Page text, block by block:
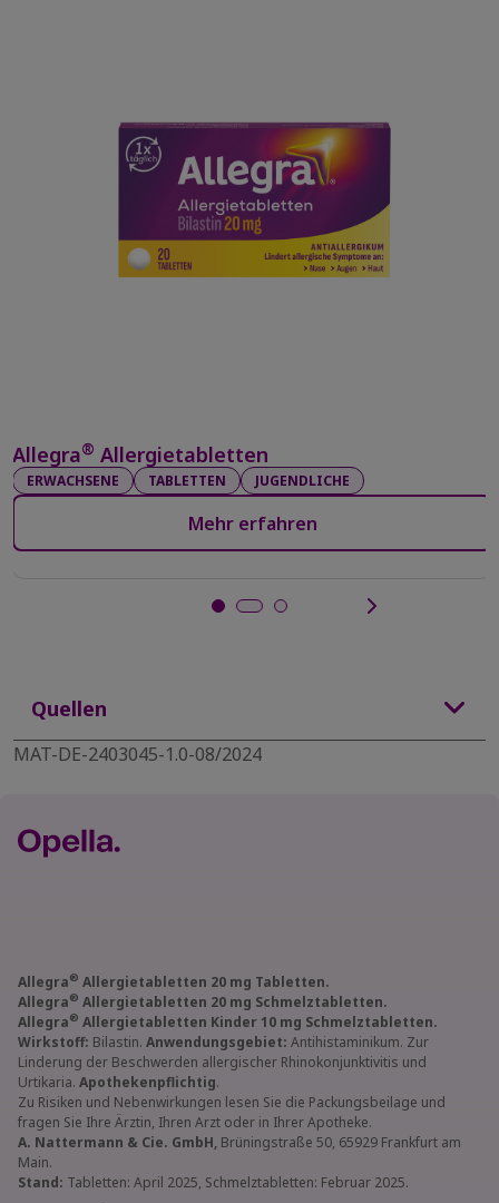
Allegra® Allergietabletten
ERWACHSENE TABLETTEN JUGENDLICHE
Mehr erfahren
Quellen
MAT-DE-2403045-1.0-08/2024
Allegra® Allergietabletten 20 mg Tabletten.
Allegra® Allergietabletten 20 mg Schmelztabletten.
Allegra® Allergietabletten Kinder 10 mg Schmelztabletten.
Wirkstoff: Bilastin. Anwendungsgebiet: Antihistaminikum. Zur
Linderung der Beschwerden allergischer Rhinokonjunktivitis und
Urtikaria. Apothekenpflichtig.
Zu Risiken und Nebenwirkungen lesen Sie die Packungsbeilage und
fragen Sie Ihre Ärztin, Ihren Arzt oder in Ihrer Apotheke.
A. Nattermann & Cie. GmbH, Brüningstraße 50, 65929 Frankfurt am
Main.
Stand: Tabletten: April 2025, Schmelztabletten: Februar 2025.